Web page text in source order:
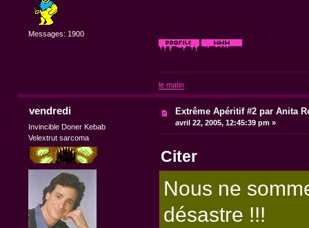
Messages: 1900
le matin
vendredi
Invincible Doner Kebab
Velextrut sarcoma
Extrême Apéritif #2 par Anita
avril 22, 2005, 12:45:39 pm »
Citer
Nous ne
désastre !!!